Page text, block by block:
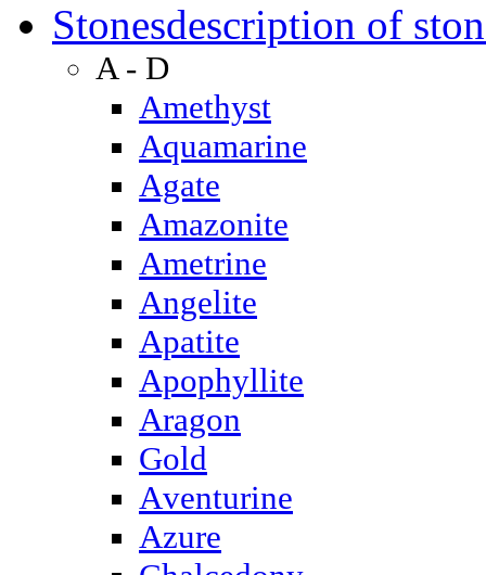
Stonesdescription of
A - D
Amethyst
Aquamarine
Agate
Amazonite
Ametrine
Angelite
Apatite
Apophyllite
Aragon
Gold
Аventurine
Azure